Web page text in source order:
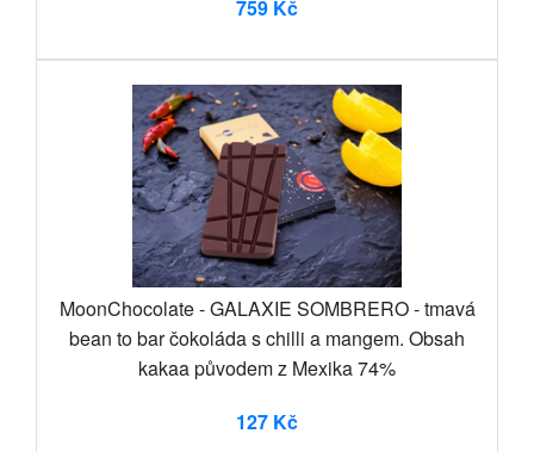
759 Kč
MoonChocolate - GALAXIE SOMBRERO - tmavá
bean to bar čokoláda s chilli a mangem. Obsah
kakaa původem z Mexika 74%
127 Kč